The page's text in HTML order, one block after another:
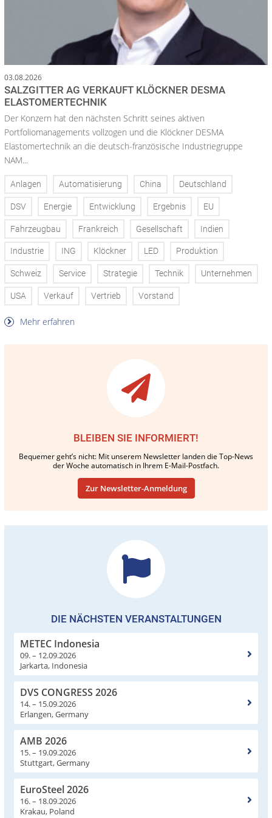
03.08.2026
SALZGITTER AG VERKAUFT KLÖCKNER DESMA
ELASTOMERTECHNIK
Der Konzern hat den nächsten Schritt seines aktiven
Portfoliomanagements vollzogen und die Klöckner DESMA
Elastomertechnik an die deutsch-französische Industriegruppe
NAM...
Anlagen Automatisierung China Deutschland
DSV Energie Entwicklung Ergebnis EU
Fahrzeugbau Frankreich Gesellschaft Indien
Industrie ING Klöckner LED Produktion
Schweiz Service Strategie Technik Unternehmen
USA Verkauf Vertrieb Vorstand
Mehr erfahren
BLEIBEN SIE INFORMIERT!
Bequemer geht’s nicht: Mit unserem Newsletter landen die Top-News
der Woche automatisch in Ihrem E-Mail-Postfach.
Zur Newsletter-Anmeldung
DIE NÄCHSTEN VERANSTALTUNGEN
METEC Indonesia
09. – 12.09.2026
Jarkarta, Indonesia
DVS CONGRESS 2026
14. – 15.09.2026
Erlangen, Germany
AMB 2026
15. – 19.09.2026
Stuttgart, Germany
EuroSteel 2026
16. – 18.09.2026
Krakau, Poland